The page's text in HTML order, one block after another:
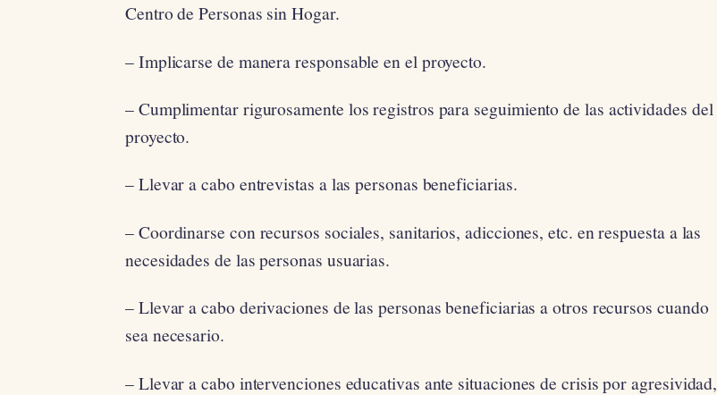
Centro de Personas sin Hogar.
– Implicarse de manera responsable en el proyecto.
– Cumplimentar rigurosamente los registros para seguimiento de las actividades del
proyecto.
– Llevar a cabo entrevistas a las personas beneficiarias.
– Coordinarse con recursos sociales, sanitarios, adicciones, etc. en respuesta a las
necesidades de las personas usuarias.
– Llevar a cabo derivaciones de las personas beneficiarias a otros recursos cuando
sea necesario.
– Llevar a cabo intervenciones educativas ante situaciones de crisis por agresividad,